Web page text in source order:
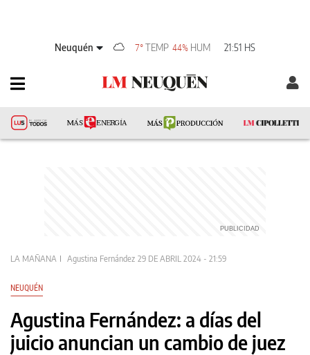
Neuquén 7°TEMP 44% HUM 21:51 HS
LA MAÑANA Agustina Fernández 29 DE ABRIL 2024 - 21:59
NEUQUÉN
Agustina Fernández: a días del
juicio anuncian un cambio de juez